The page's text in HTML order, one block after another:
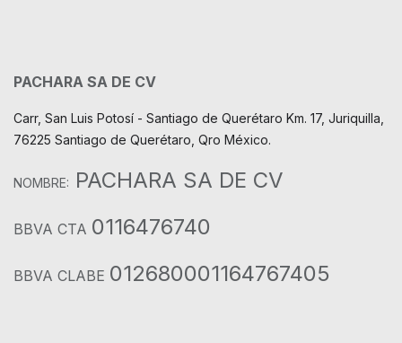
PACHARA SA DE CV
Carr, San Luis Potosí - Santiago de Querétaro Km. 17, Juriquilla,
76225 Santiago de Querétaro, Qro México.
NOMBRE: PACHARA SA DE CV
BBVA CTA 0116476740
BBVA CLABE 012680001164767405